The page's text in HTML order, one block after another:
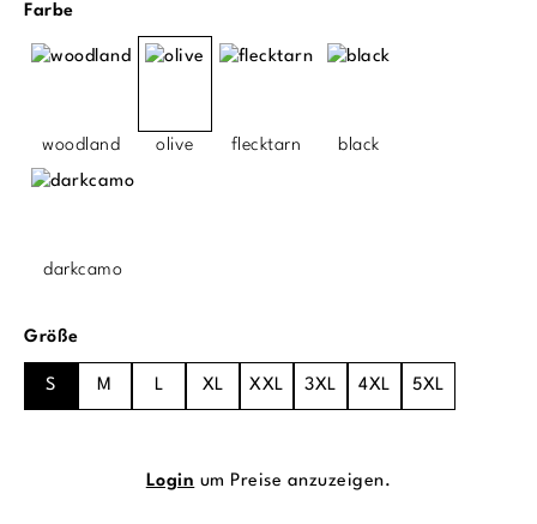
Farbeauswählen
woodland olive flecktarn black
darkcamo
Größeauswählen
S M L XL XXL 3XL 4XL 5XL
Login um Preise anzuzeigen.